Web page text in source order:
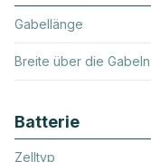
Gabellänge
Breite über die Gabeln
Batterie
Zelltyp